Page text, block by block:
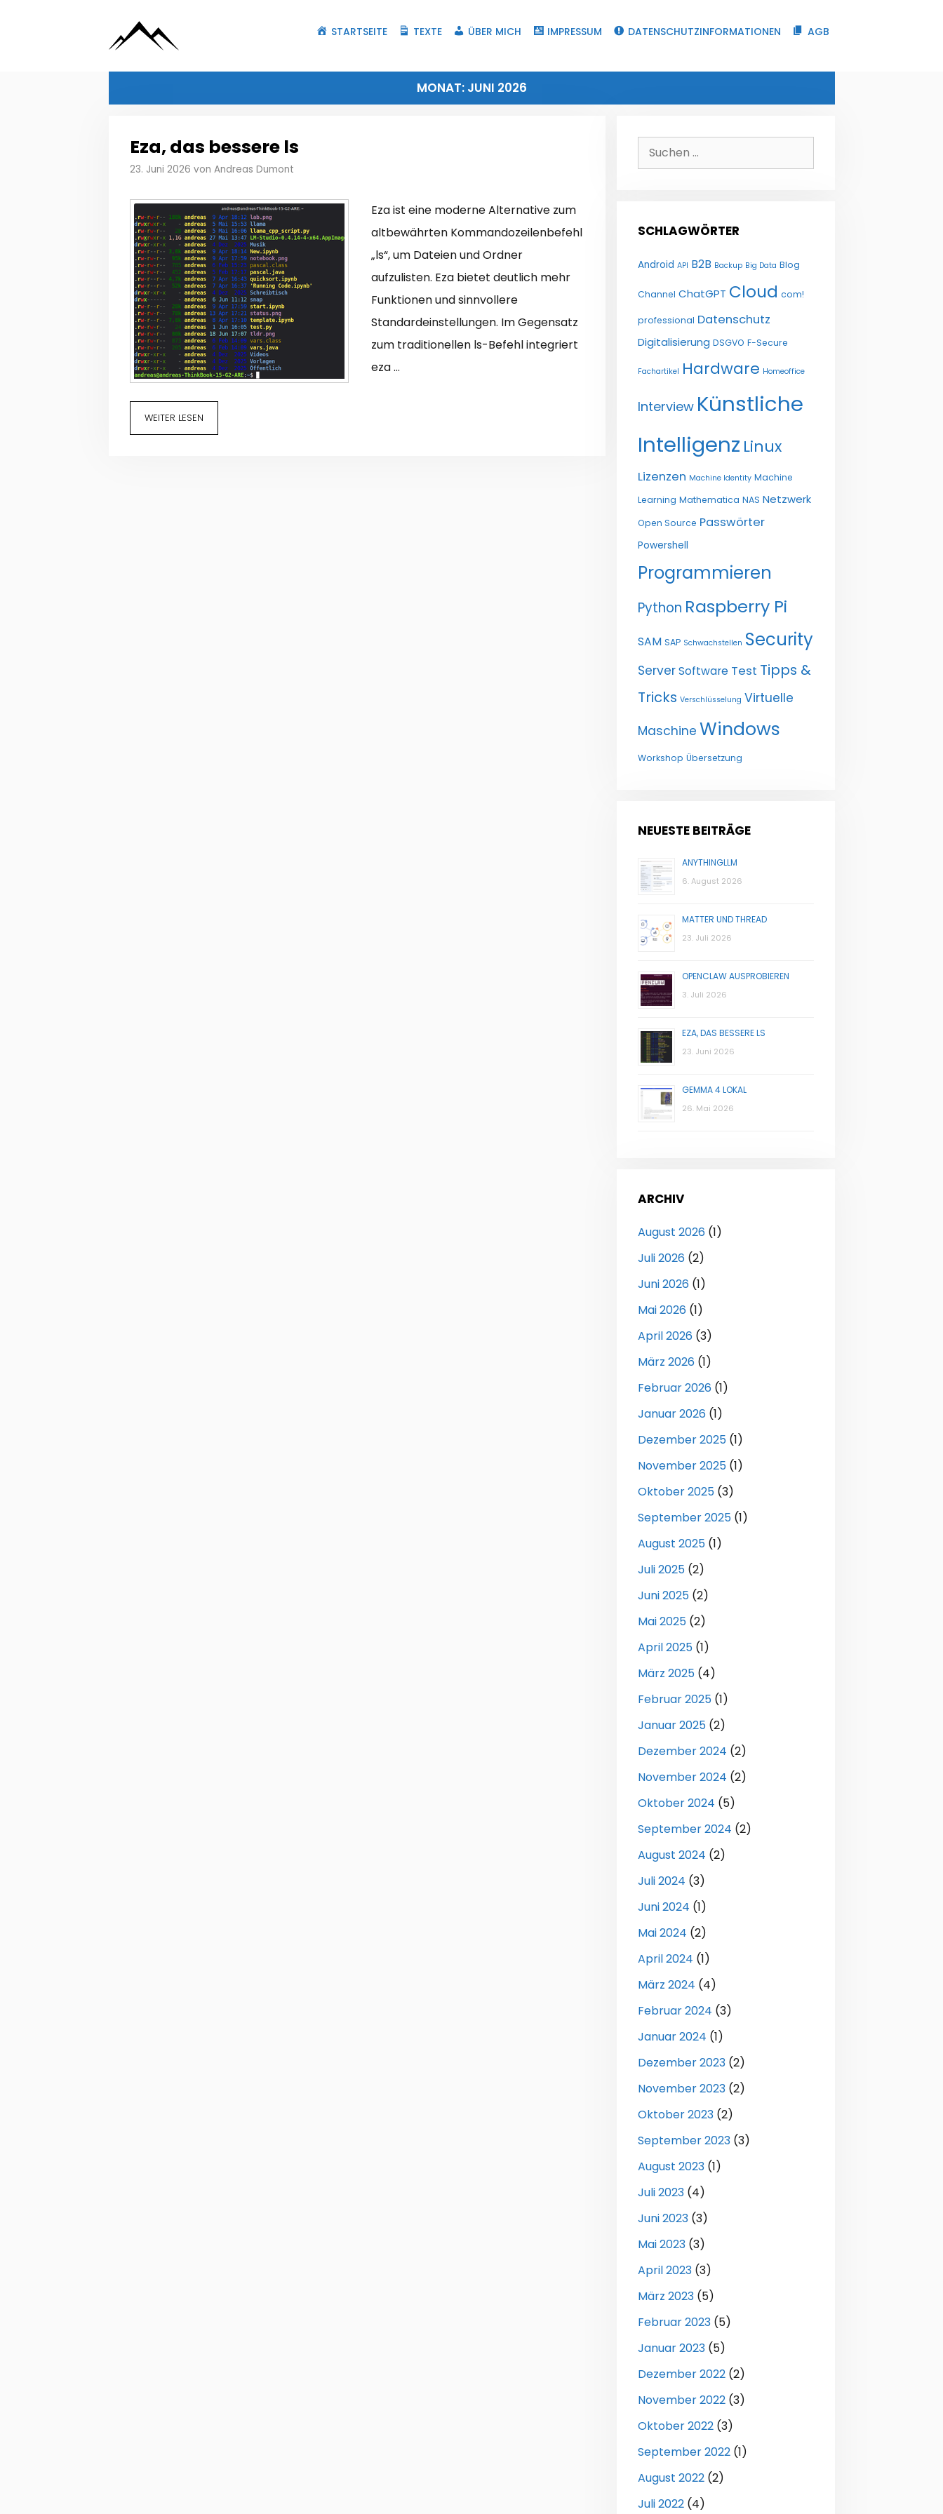
STARTSEITE TEXTE ÜBER MICH IMPRESSUM DATENSCHUTZINFORMATIONEN AGB
MONAT: JUNI 2026
Eza, das bessere ls
23. Juni 2026 von Andreas Dumont
Eza ist eine moderne Alternative zum
altbewährten Kommandozeilenbefehl
„ls“, um Dateien und Ordner
aufzulisten. Eza bietet deutlich mehr
Funktionen und sinnvollere
Standardeinstellungen. Im Gegensatz
zum traditionellen ls-Befehl integriert
eza …
WEITER LESEN
Suchen
nach:
SCHLAGWÖRTER
Android API B2B Backup Big Data Blog
Channel ChatGPT Cloud com!
professional Datenschutz
Digitalisierung DSGVO F-Secure
Fachartikel Hardware Homeoffice
Interview Künstliche
Intelligenz Linux
Lizenzen Machine Identity Machine
Learning Mathematica NAS Netzwerk
Open Source Passwörter
Powershell
Programmieren
Python Raspberry Pi
SAM SAP Schwachstellen Security
ServerSoftware Test Tipps &
Tricks Verschlüsselung Virtuelle
Maschine Windows
Workshop Übersetzung
NEUESTE BEITRÄGE
ANYTHINGLLM
6. August 2026
MATTER UND THREAD
23. Juli 2026
OPENCLAW AUSPROBIEREN
3. Juli 2026
EZA, DAS BESSERE LS
23. Juni 2026
GEMMA 4 LOKAL
26. Mai 2026
ARCHIV
August 2026 (1)
Juli 2026 (2)
Juni 2026 (1)
Mai 2026 (1)
April 2026 (3)
März 2026 (1)
Februar 2026 (1)
Januar 2026 (1)
Dezember 2025 (1)
November 2025 (1)
Oktober 2025 (3)
September 2025 (1)
August 2025 (1)
Juli 2025 (2)
Juni 2025 (2)
Mai 2025 (2)
April 2025 (1)
März 2025 (4)
Februar 2025 (1)
Januar 2025 (2)
Dezember 2024 (2)
November 2024 (2)
Oktober 2024 (5)
September 2024 (2)
August 2024 (2)
Juli 2024 (3)
Juni 2024 (1)
Mai 2024 (2)
April 2024 (1)
März 2024 (4)
Februar 2024 (3)
Januar 2024 (1)
Dezember 2023 (2)
November 2023 (2)
Oktober 2023 (2)
September 2023 (3)
August 2023 (1)
Juli 2023 (4)
Juni 2023 (3)
Mai 2023 (3)
April 2023 (3)
März 2023 (5)
Februar 2023 (5)
Januar 2023 (5)
Dezember 2022 (2)
November 2022 (3)
Oktober 2022 (3)
September 2022 (1)
August 2022 (2)
Juli 2022 (4)